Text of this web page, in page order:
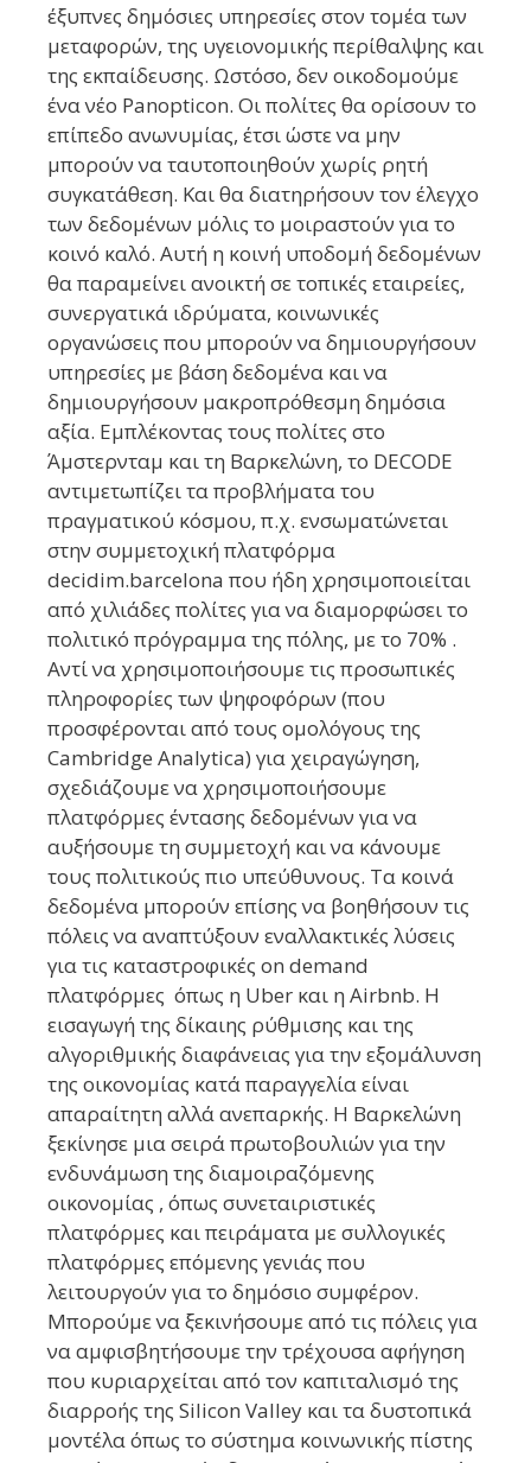
έξυπνες δημόσιες υπηρεσίες στον τομέα των
μεταφορών, της υγειονομικής περίθαλψης και
της εκπαίδευσης. Ωστόσο, δεν οικοδομούμε
ένα νέο Panopticon. Οι πολίτες θα ορίσουν το
επίπεδο ανωνυμίας, έτσι ώστε να μην
μπορούν να ταυτοποιηθούν χωρίς ρητή
συγκατάθεση. Και θα διατηρήσουν τον έλεγχο
των δεδομένων μόλις το μοιραστούν για το
κοινό καλό. Αυτή η κοινή υποδομή δεδομένων
θα παραμείνει ανοικτή σε τοπικές εταιρείες,
συνεργατικά ιδρύματα, κοινωνικές
οργανώσεις που μπορούν να δημιουργήσουν
υπηρεσίες με βάση δεδομένα και να
δημιουργήσουν μακροπρόθεσμη δημόσια
αξία. Εμπλέκοντας τους πολίτες στο
Άμστερνταμ και τη Βαρκελώνη, το DECODE
αντιμετωπίζει τα προβλήματα του
πραγματικού κόσμου, π.χ. ενσωματώνεται
στην συμμετοχική πλατφόρμα
decidim.barcelona που ήδη χρησιμοποιείται
από χιλιάδες πολίτες για να διαμορφώσει το
πολιτικό πρόγραμμα της πόλης, με το 70% .
Αντί να χρησιμοποιήσουμε τις προσωπικές
πληροφορίες των ψηφοφόρων (που
προσφέρονται από τους ομολόγους της
Cambridge Analytica) για χειραγώγηση,
σχεδιάζουμε να χρησιμοποιήσουμε
πλατφόρμες έντασης δεδομένων για να
αυξήσουμε τη συμμετοχή και να κάνουμε
τους πολιτικούς πιο υπεύθυνους. Τα κοινά
δεδομένα μπορούν επίσης να βοηθήσουν τις
πόλεις να αναπτύξουν εναλλακτικές λύσεις
για τις καταστροφικές on demand
πλατφόρμες όπως η Uber και η Airbnb. Η
εισαγωγή της δίκαιης ρύθμισης και της
αλγοριθμικής διαφάνειας για την εξομάλυνση
της οικονομίας κατά παραγγελία είναι
απαραίτητη αλλά ανεπαρκής. Η Βαρκελώνη
ξεκίνησε μια σειρά πρωτοβουλιών για την
ενδυνάμωση της διαμοιραζόμενης
οικονομίας , όπως συνεταιριστικές
πλατφόρμες και πειράματα με συλλογικές
πλατφόρμες επόμενης γενιάς που
λειτουργούν για το δημόσιο συμφέρον.
Μπορούμε να ξεκινήσουμε από τις πόλεις για
να αμφισβητήσουμε την τρέχουσα αφήγηση
που κυριαρχείται από τον καπιταλισμό της
διαρροής της Silicon Valley και τα δυστοπικά
μοντέλα όπως το σύστημα κοινωνικής πίστης